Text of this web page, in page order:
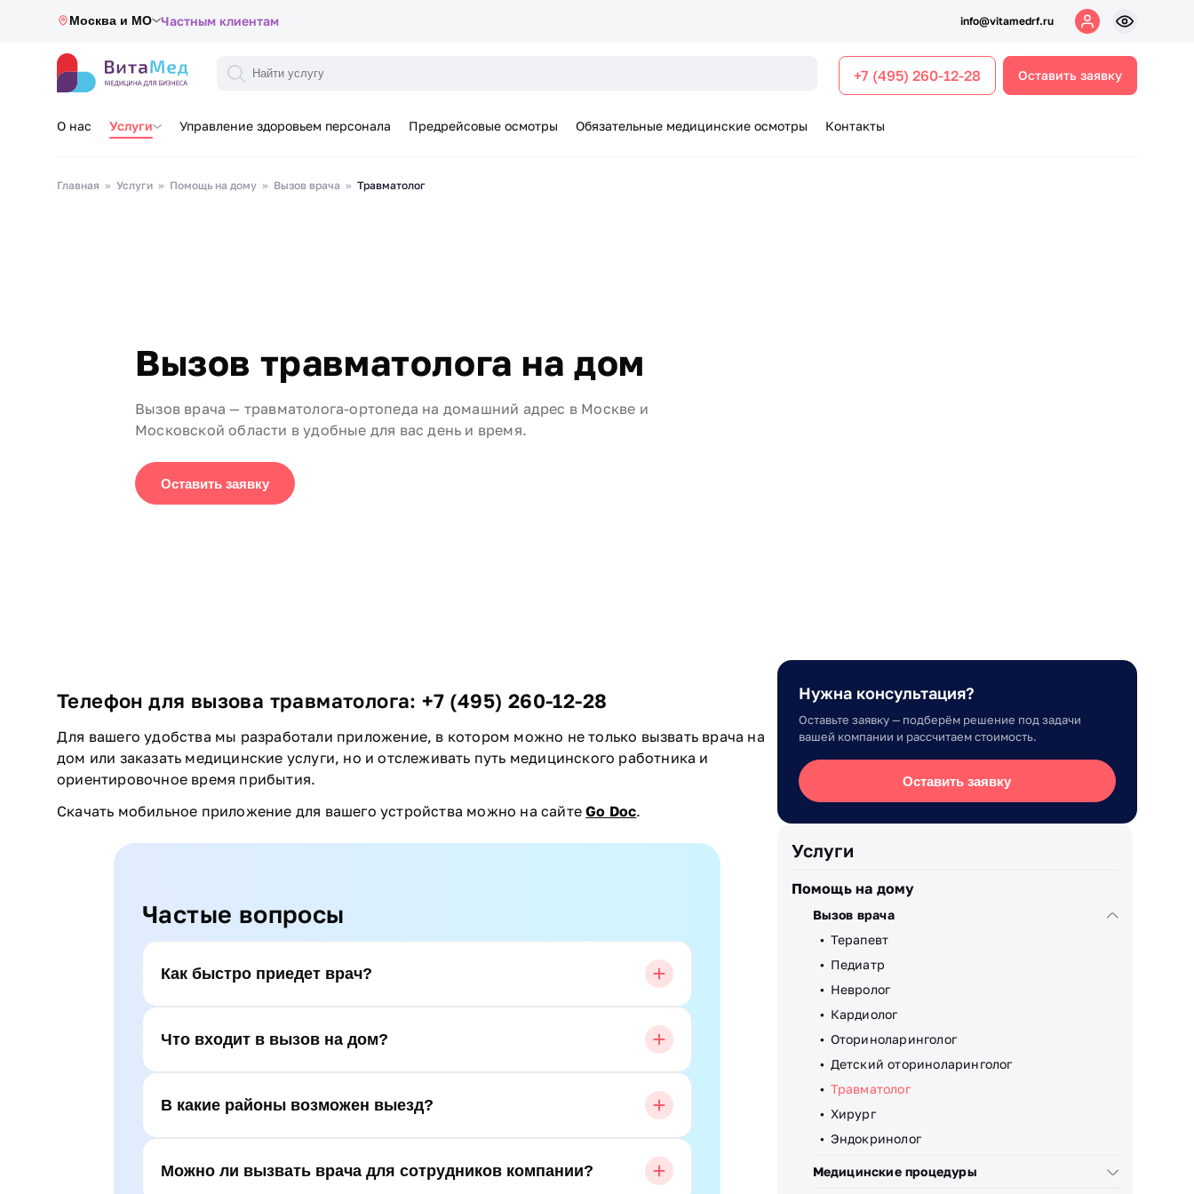
Москва и МО Частным клиентам info@vitamedrf.ru
+7 (495) 260-12-28 Оставить заявку
О нас Услуги Управление здоровьем персонала Предрейсовые осмотры Обязательные медицинские осмотры Контакты
Главная Услуги Помощь на дому Вызов врача Травматолог
Вызов травматолога на дом
Вызов врача — травматолога-ортопеда на домашний адрес в Москве и
Московской области в удобные для вас день и время.
Оставить заявку
Телефон для вызова травматолога:+7 (495) 260-12-28
Для вашего удобства мы разработали приложение, в котором можно не только вызвать врача на
дом или заказать медицинские услуги, но и отслеживать путь медицинского работника и
ориентировочное время прибытия.
Скачать мобильное приложение для вашего устройства можно на сайтеGo Doc.
Частые вопросы
Как быстро приедет врач?
Что входит в вызов на дом?
В какие районы возможен выезд?
Можно ли вызвать врача для сотрудников компании?
Нужна консультация?
Оставьте заявку — подберём решение под задачи
вашей компании и рассчитаем стоимость.
Оставить заявку
Услуги
Помощь на дому
Вызов врача
Терапевт
Педиатр
Невролог
Кардиолог
Оториноларинголог
Детский оториноларинголог
Травматолог
Хирург
Эндокринолог
Медицинские процедуры